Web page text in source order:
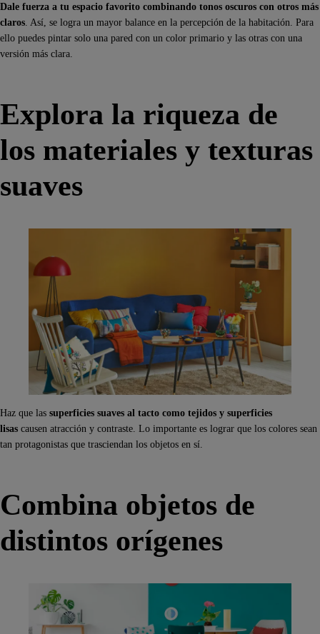
Dale fuerza a tu espacio favorito combinando tonos oscuros con otros más
claros . Así, se logra un mayor balance en la percepción de la habitación. Para
ello puedes pintar solo una pared con un color primario y las otras con una
versión más clara.
Explora la riqueza de
los materiales y texturas
suaves
Haz que las superficies suaves al tacto como tejidos y superficies
lisas causen atracción y contraste. Lo importante es lograr que los colores sean
tan protagonistas que trasciendan los objetos en sí.
Combina objetos de
distintos orígenes